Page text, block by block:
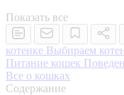
Показать все
котенке Выбираем
Питание кошек
Все о кошках
Содержание